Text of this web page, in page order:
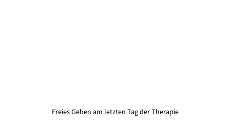
Freies Gehen am letzten Tag der Therapie